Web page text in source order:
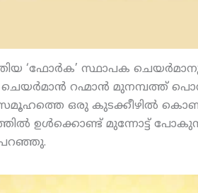
‘ഫോര്‍ക’ സ്ഥാപക
റഹ്മാന്‍ മുനമ്പത്ത്
സമൂഹത്തെ ഒരു കുടക്കീഴില്‍
ഉള്‍ക്കൊണ്ട് മുന്നോട്ട്
പറഞ്ഞു.